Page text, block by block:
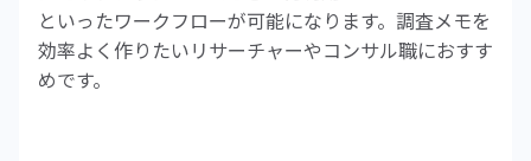
といったワークフローが可能になります。調査メモを
効率よく作りたいリサーチャーやコンサル職におすす
めです。